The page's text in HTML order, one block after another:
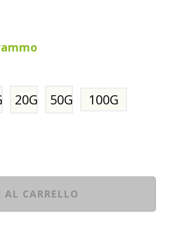
20G 50G
100G
AL CARRELLO